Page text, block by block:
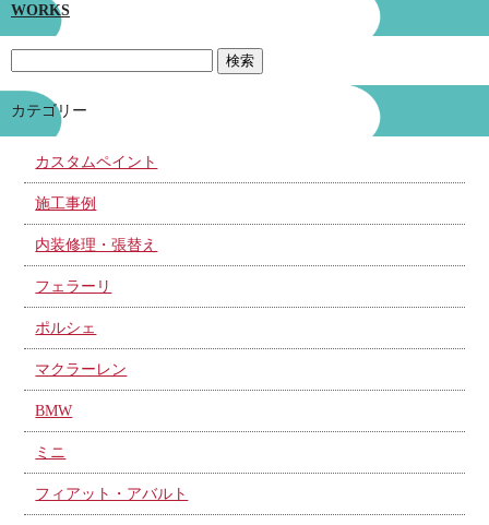
WORKS
カテゴリー
カスタムペイント
施工事例
内装修理・張替え
フェラーリ
ポルシェ
マクラーレン
BMW
ミニ
フィアット・アバルト